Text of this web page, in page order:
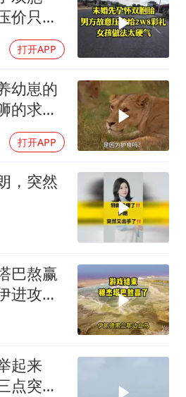
价只给
打开APP
幼崽的
的求偶
来报复
打开APP
，突然
巴熬赢
进攻，
起来
点突然